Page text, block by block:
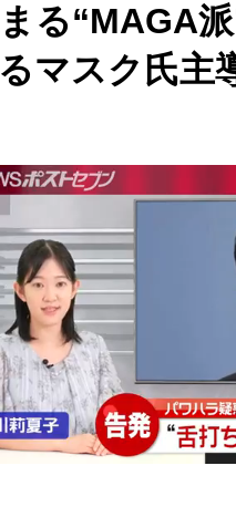
る“MAGA
マスク氏主